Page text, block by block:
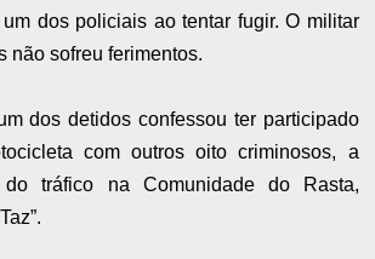
um dos policiais ao tentar fugir. O militar
não sofreu ferimentos.
dos detidos confessou ter participado
com outros oito criminosos, a
tráfico na Comunidade do Rasta,